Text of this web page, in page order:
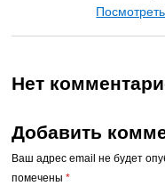
Нет
Добавить
Ваш адрес email не будет
помечены*